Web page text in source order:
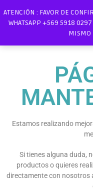
ATENCIÓN : FAVOR DE
WHATSAPP +569 5918 0297
MISMO
Estamos realizando
Si tienes alguna duda,
productos o quieres
directamente con nosotros